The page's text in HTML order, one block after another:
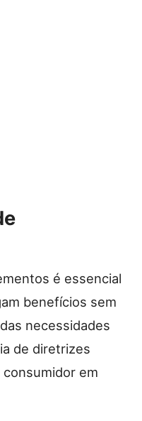
é essencial
benefícios sem
necessidades
de diretrizes
em